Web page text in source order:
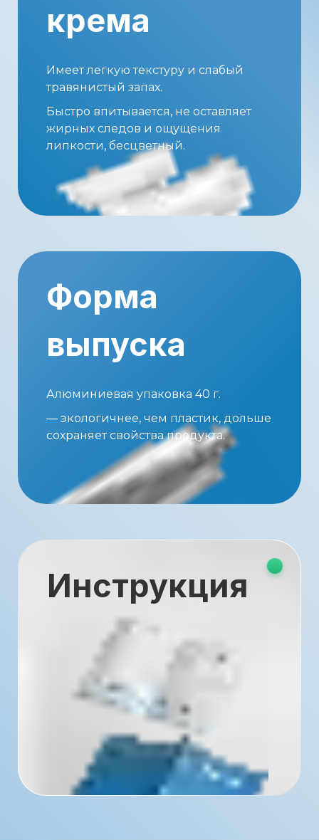
крема
Имеет легкую текстуру и слабый
травянистый запах.
Быстро впитывается, не оставляет
жирных следов и ощущения
липкости, бесцветный.
Форма
выпуска
Алюминиевая упаковка 40 г.
— экологичнее, чем пластик, дольше
сохраняет свойства продукта.
Инструкция